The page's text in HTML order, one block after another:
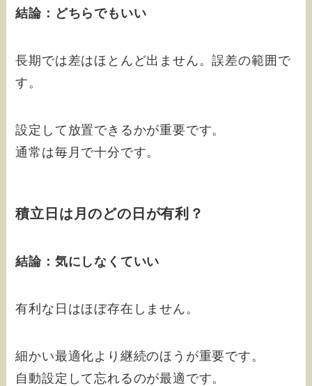
結論：どちらでもいい
長期では差はほとんど出ません。誤差の範囲で
す。
設定して放置できるかが重要です。
通常は毎月で十分です。
積立日は月のどの日が有利？
結論：気にしなくていい
有利な日はほぼ存在しません。
細かい最適化より継続のほうが重要です。
自動設定して忘れるのが最適です。